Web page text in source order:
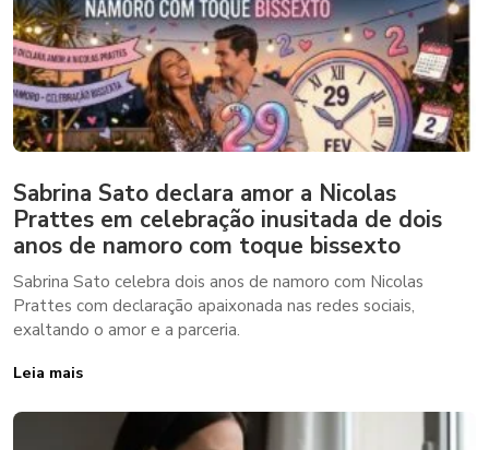
Sabrina Sato declara amor a Nicolas
Prattes em celebração inusitada de dois
anos de namoro com toque bissexto
Sabrina Sato celebra dois anos de namoro com Nicolas
Prattes com declaração apaixonada nas redes sociais,
exaltando o amor e a parceria.
Leia mais